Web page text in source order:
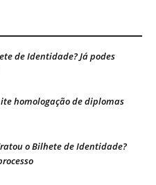
de Identidade? Já podes
homologação de diplomas
o Bilhete de Identidade?